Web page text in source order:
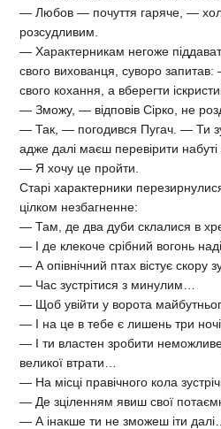
— Любов — почуття гаряче, —
розсудливим.
— Характерникам негоже
свого вихованця, суворо
свого кохання, а вберегти
— Зможу, — відповів Сірко, не
— Так, — погодився Пугач. — Ти
адже далі маєш перевірити
— Я хочу це пройти.
Старі характерники
цілком незбагненне:
— Там, де два дуби склалися в
— І де клекоче срібний вогонь
— А опівнічний птах вістує скору
— Час зустрітися з минулим…
— Щоб увійти у ворота
— І на це в тебе є лишень три
— І ти властен зробити
великої втрати…
— На місці правічного кола
— Де зціленням явиш свої
— А інакше ти не зможеш іти далі…